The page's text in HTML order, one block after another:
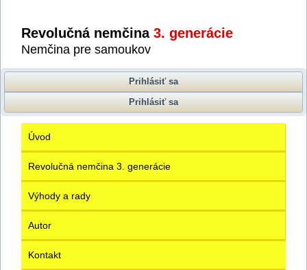
Revolučná nemčina3. generácie
Nemčina pre samoukov
Prihlásiť sa
Prihlásiť sa
Úvod
Revolučná nemčina 3. generácie
Výhody a rady
Autor
Kontakt